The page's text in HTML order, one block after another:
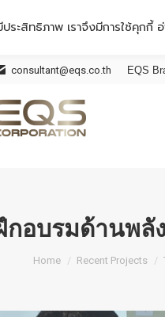
consultant@eqs.co.th EQS
กอบรมด้านพลั
You are here:
Home Recent Projects
ระสิทธิภาพ เราจึงมีการใช้คุกกี้